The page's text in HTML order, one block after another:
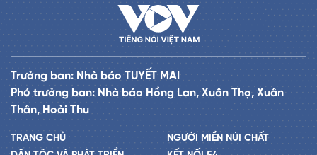
Trưởng ban: Nhà báo TUYẾT MAI
Phó trưởng ban: Nhà báo Hồng Lan, Xuân Thọ, Xuân
Thân, Hoài Thu
TRANG CHỦ
NGƯỜI MIỀN NÚI CHẤT